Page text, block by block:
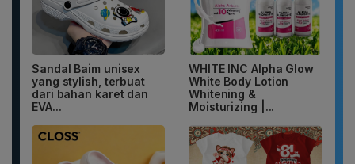
Sandal Baim unisex
yang stylish, terbuat
dari bahan karet dan
EVA...
WHITE INC Alpha Glow
White Body Lotion
Whitening &
Moisturizing |...